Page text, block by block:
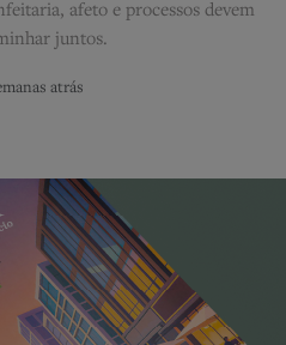
afeto e processos devem
juntos.
atrás